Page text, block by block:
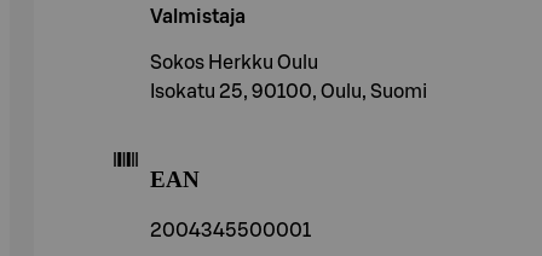
Valmistaja
Sokos Herkku Oulu
Isokatu 25, 90100, Oulu, Suomi
EAN
2004345500001